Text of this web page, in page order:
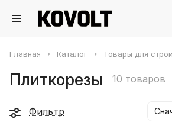
Главная Каталог Товары для
Плиткорезы 10 товаров
Фильтр